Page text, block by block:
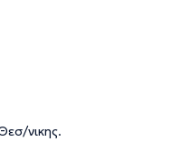
νικης.